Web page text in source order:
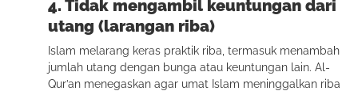
4. Tidak mengambil keuntungan dari
utang (larangan riba)
Islam melarang keras praktik riba, termasuk menambah
jumlah utang dengan bunga atau keuntungan lain. Al-
Qur’an menegaskan agar umat Islam meninggalkan riba